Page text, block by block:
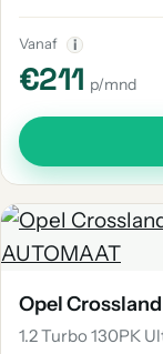
Vanaf i
€211 p/mnd
Opel Crossland
1.2 Turbo 130PK